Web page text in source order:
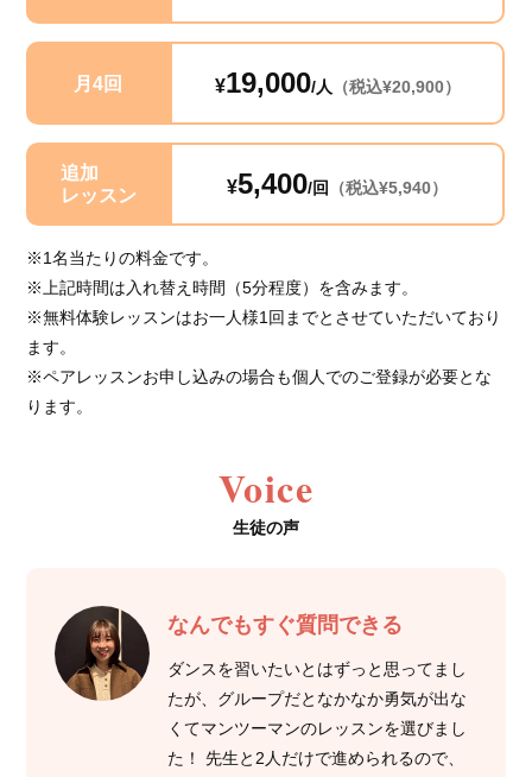
月4回 ¥19,000/人 （税込¥20,900）
追加
レッスン
¥5,400/回 （税込¥5,940）
※1名当たりの料金です。
※上記時間は入れ替え時間（5分程度）を含みます。
※無料体験レッスンはお一人様1回までとさせていただいており
ます。
※ペアレッスンお申し込みの場合も個人でのご登録が必要とな
ります。
Voice
生徒の声
なんでもすぐ質問できる
ダンスを習いたいとはずっと思ってまし
たが、グループだとなかなか勇気が出な
くてマンツーマンのレッスンを選びまし
た！ 先生と2人だけで進められるので、